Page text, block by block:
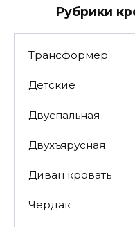
Рубрики
Трансформер
Детские
Двуспальная
Двухъярусная
Диван кровать
Чердак